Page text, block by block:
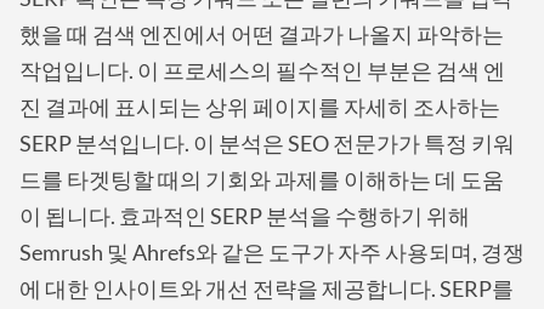
했을 때 검색 엔진에서 어떤 결과가 나올지 파악하는
작업입니다. 이 프로세스의 필수적인 부분은 검색 엔
진 결과에 표시되는 상위 페이지를 자세히 조사하는
SERP 분석입니다. 이 분석은 SEO 전문가가 특정 키워
드를 타겟팅할 때의 기회와 과제를 이해하는 데 도움
이 됩니다. 효과적인 SERP 분석을 수행하기 위해
Semrush 및 Ahrefs와 같은 도구가 자주 사용되며, 경쟁
에 대한 인사이트와 개선 전략을 제공합니다. SERP를